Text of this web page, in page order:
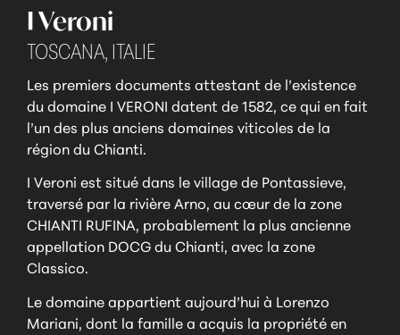
I Veroni
TOSCANA, ITALIE
Les premiers documents attestant de l’existence
du domaine I VERONI datent de 1582, ce qui en fait
l’un des plus anciens domaines viticoles de la
région du Chianti.
I Veroni est situé dans le village de Pontassieve,
traversé par la rivière Arno, au cœur de la zone
CHIANTI RUFINA, probablement la plus ancienne
appellation DOCG du Chianti, avec la zone
Classico.
Le domaine appartient aujourd’hui à Lorenzo
Mariani, dont la famille a acquis la propriété en